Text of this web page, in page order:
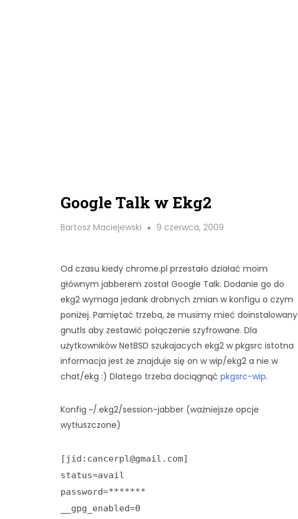
Google Talk w Ekg2
Bartosz Maciejewski 9 czerwca, 2009
Od czasu kiedy chrome.pl przestało działać moim
głównym jabberem został Google Talk. Dodanie go do
ekg2 wymaga jedank drobnych zmian w konfigu o czym
poniżej. Pamiętać trzeba, że musimy mieć doinstalowany
gnutls aby zestawić połączenie szyfrowane. Dla
użytkowników NetBSD szukajacych ekg2 w pkgsrc istotna
informacja jest że znajduje się on w wip/ekg2 a nie w
chat/ekg :) Dlatego trzeba dociągnąć pkgsrc-wip.
Konfig ~/.ekg2/session-jabber (ważniejsze opcje
wytłuszczone)
[jid:cancerpl@gmail.com]
status=avail
password=*******
__gpg_enabled=0